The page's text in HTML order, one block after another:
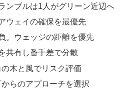
ンブルは1人がグリーン近辺へ
ウェイの確保を最優先
。ウェッジの距離を優先
共有し番手差で分散
木と風でリスク評価
らのアプローチを選択